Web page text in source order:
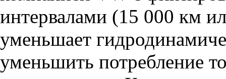
интервалами (15 000 км
уменьшает
уменьшить потребление